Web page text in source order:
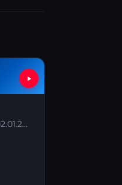
Інші пісні · 02.01.2026